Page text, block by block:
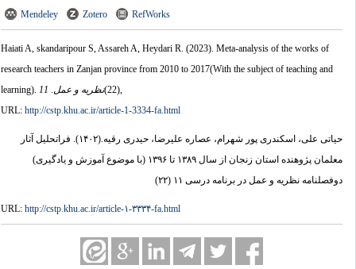
Mendeley
Zotero RefWorks
Haiati A, skandaripour S, Assareh A, Heydari R.(2023).Meta-analysis of the works of
research teachers in Zanjan province from 2010 to 2017(With the subject of teaching and
learning).
نظریه و عمل.
11 (22)
URL:http://cstp.khu.ac.ir/article-1-3334-fa.html
حیاتی علی، اسکندری پور شهرام، عصاره علیرضا، حیدری رقیه.(۱۴۰۲).
فراتحلیل آثار
معلمان پژوهنده استان زنجان از سال ۱۳۸۹ تا ۱۳۹۶ (با موضوع آموزش و یادگیری)
دوفصلنامه نظریه و عمل در برنامه درسی ۱۱ (۲۲)
URL:http://cstp.khu.ac.ir/article-۱-۳۳۳۴-fa.html